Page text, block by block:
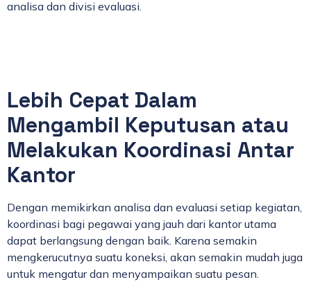
analisa dan divisi evaluasi.
Lebih Cepat Dalam
Mengambil Keputusan atau
Melakukan Koordinasi Antar
Kantor
Dengan memikirkan analisa dan evaluasi setiap kegiatan,
koordinasi bagi pegawai yang jauh dari kantor utama
dapat berlangsung dengan baik. Karena semakin
mengkerucutnya suatu koneksi, akan semakin mudah juga
untuk mengatur dan menyampaikan suatu pesan.